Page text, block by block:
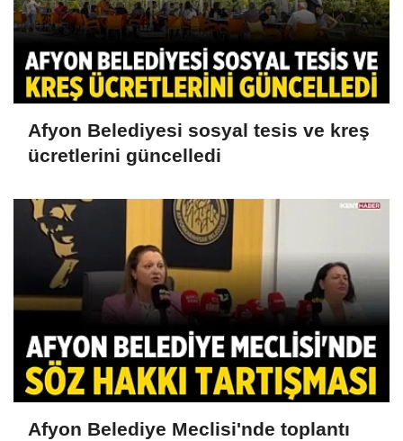
Afyon Belediyesi sosyal tesis ve kreş
ücretlerini güncelledi
Afyon Belediye Meclisi'nde toplantı